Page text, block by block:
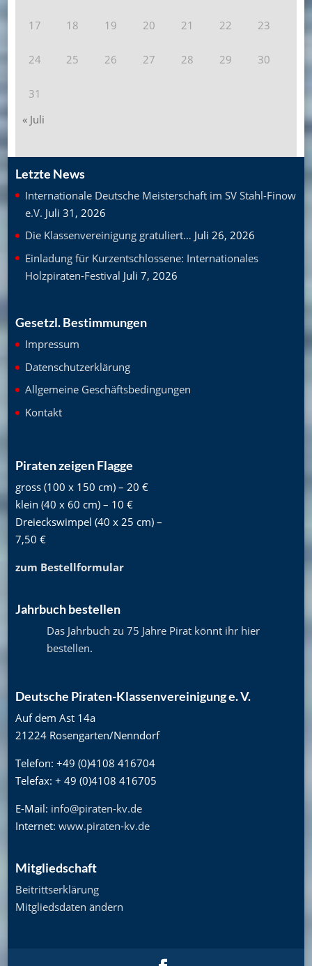
17 18 19 20 21 22 23
24 25 26 27 28 29 30
31
« Juli
Letzte News
Internationale Deutsche Meisterschaft im SV Stahl-Finow
e.V. Juli 31, 2026
Die Klassenvereinigung gratuliert… Juli 26, 2026
Einladung für Kurzentschlossene: Internationales
Holzpiraten-Festival Juli 7, 2026
Gesetzl. Bestimmungen
Impressum
Datenschutzerklärung
Allgemeine Geschäftsbedingungen
Kontakt
Piraten zeigen Flagge
gross (100 x 150 cm) – 20 €
klein (40 x 60 cm) – 10 €
Dreieckswimpel (40 x 25 cm) –
7,50 €
zum Bestellformular
Jahrbuch bestellen
Das Jahrbuch zu 75 Jahre Pirat könnt ihr hier
bestellen.
Deutsche Piraten-Klassenvereinigung e. V.
Auf dem Ast 14a
21224 Rosengarten/Nenndorf
Telefon: +49 (0)4108 416704
Telefax: + 49 (0)4108 416705
E-Mail: info@piraten-kv.de
Internet: www.piraten-kv.de
Mitgliedschaft
Beitrittserklärung
Mitgliedsdaten ändern